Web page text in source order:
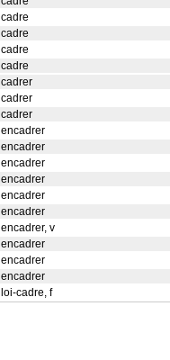
cadre
cadre
cadre
cadre
cadrer
cadrer
cadrer
encadrer
encadrer
encadrer
encadrer
encadrer
encadrer
encadrer, v
encadrer
encadrer
encadrer
loi-cadre, f